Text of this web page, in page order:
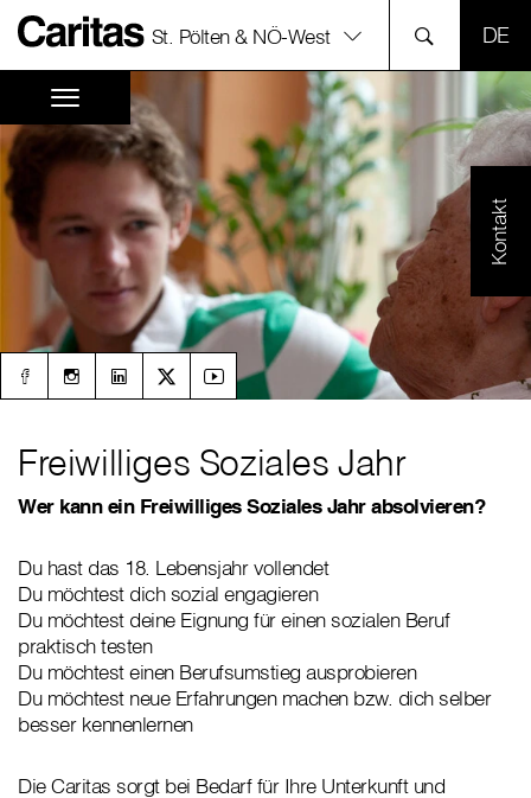
St. Pölten & NÖ-West
Kontakt
Freiwilliges Soziales Jahr
Wer kann ein Freiwilliges Soziales Jahr absolvieren?
Du hast das 18. Lebensjahr vollendet
Du möchtest dich sozial engagieren
Du möchtest deine Eignung für einen sozialen Beruf
praktisch testen
Du möchtest einen Berufsumstieg ausprobieren
Du möchtest neue Erfahrungen machen bzw. dich selber
besser kennenlernen
Die Caritas sorgt bei Bedarf für Ihre Unterkunft und